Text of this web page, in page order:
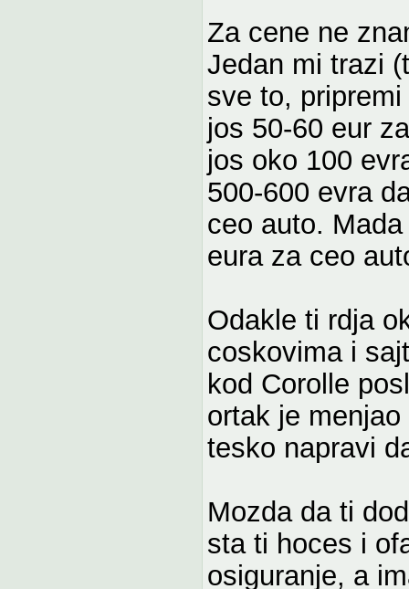
Za cene ne
Jedan mi trazi
sve to,
jos 50-60 eur
jos oko 100
500-600 evra
ceo auto.
eura za ceo
Odakle ti rdja
coskovima i
kod Corolle
ortak je
tesko napravi
Mozda da ti
sta ti hoces i
osiguranje, a